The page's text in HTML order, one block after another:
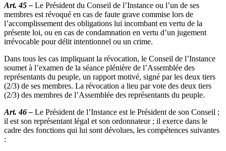
Art. 45 – Le Président du Conseil de l’Instance ou l’un de ses
membres est révoqué en cas de faute grave commise lors de
l’accomplissement des obligations lui incombant en vertu de la
présente loi, ou en cas de condamnation en vertu d’un jugement
irrévocable pour délit intentionnel ou un crime.
Dans tous les cas impliquant la révocation, le Conseil de l’Instance
soumet à l’examen de la séance plénière de l’Assemblée des
représentants du peuple, un rapport motivé, signé par les deux tiers
(2/3) de ses membres. La révocation a lieu par vote des deux tiers
(2/3) des membres de l’Assemblée des représentants du peuple.
Art. 46 – Le Président de l’Instance est le Président de son Conseil ;
il est son représentant légal et son ordonnateur ; il exerce dans le
cadre des fonctions qui lui sont dévolues, les compétences suivantes
: